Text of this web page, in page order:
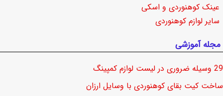
عینک کوهنوردی و اسکی
سایر لوازم کوهنوردی
مجله آموزشی
29 وسیله ضروری در لیست لوازم کمپینگ
ساخت کیت بقای کوهنوردی با وسایل ارزان